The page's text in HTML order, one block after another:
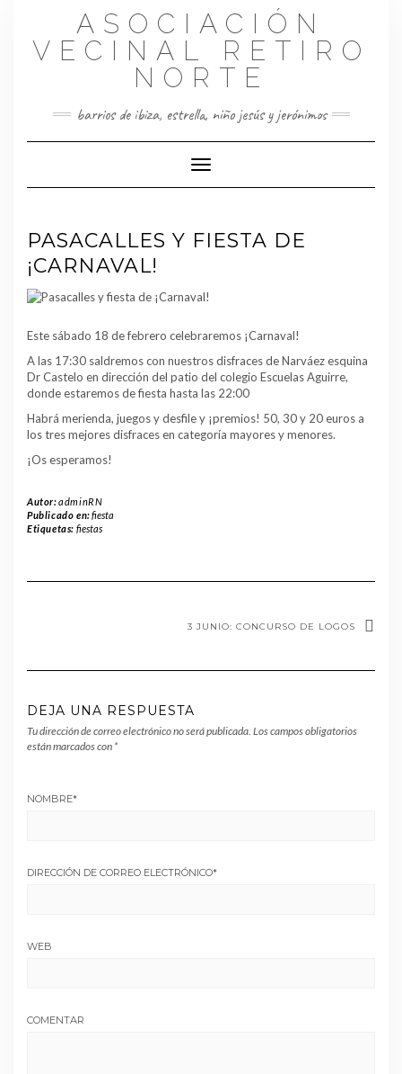
contenido
ASOCIACIÓN
VECINAL RETIRO
NORTE
barrios de ibiza, estrella, niño jesús y jerónimos
Cambiar modo de navegación
PASACALLES Y FIESTA DE
¡CARNAVAL!
Este sábado 18 de febrero celebraremos ¡Carnaval!
A las 17:30 saldremos con nuestros disfraces de Narváez esquina
Dr Castelo en dirección del patio del colegio Escuelas Aguirre,
donde estaremos de fiesta hasta las 22:00
Habrá merienda, juegos y desfile y ¡premios! 50, 30 y 20 euros a
los tres mejores disfraces en categoría mayores y menores.
¡Os esperamos!
Autor:adminRN
Publicado en:fiesta
Etiquetas: fiestas
3 JUNIO: CONCURSO DE LOGOS
DEJA UNA RESPUESTA
Tu dirección de correo electrónico no será publicada. Los campos obligatorios
están marcados con *
NOMBRE*
DIRECCIÓN DE CORREO ELECTRÓNICO*
WEB
COMENTAR